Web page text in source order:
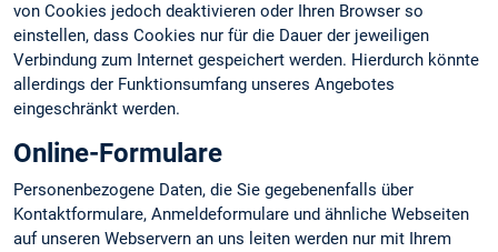
von Cookies jedoch deaktivieren oder Ihren Browser so
einstellen, dass Cookies nur für die Dauer der jeweiligen
Verbindung zum Internet gespeichert werden. Hierdurch könnte
allerdings der Funktionsumfang unseres Angebotes
eingeschränkt werden.
Online-Formulare
Personenbezogene Daten, die Sie gegebenenfalls über
Kontaktformulare, Anmeldeformulare und ähnliche Webseiten
auf unseren Webservern an uns leiten werden nur mit Ihrem